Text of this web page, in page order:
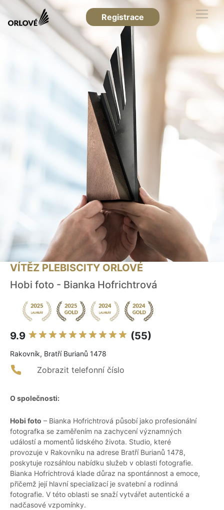
Registrace
VÍTĚZ PLEBISCITY ORLOVÉ
Hobi foto - Bianka Hofrichtrová
9.9 (55)
Rakovník, Bratří Burianů 1478
Zobrazit telefonní číslo
O společnosti:
Hobi foto – Bianka Hofrichtrová působí jako profesionální
fotografka se zaměřením na zachycení významných
událostí a momentů lidského života. Studio, které
provozuje v Rakovníku na adrese Bratří Burianů 1478,
poskytuje rozsáhlou nabídku služeb v oblasti fotografie.
Bianka Hofrichtrová klade důraz na spontánnost a emoce,
přičemž její hlavní specializací je svatební a rodinná
fotografie. V této oblasti se snaží vytvářet autentické a
nadčasové vzpomínky.